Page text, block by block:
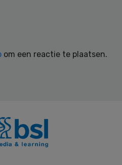
om een reactie te plaatsen.